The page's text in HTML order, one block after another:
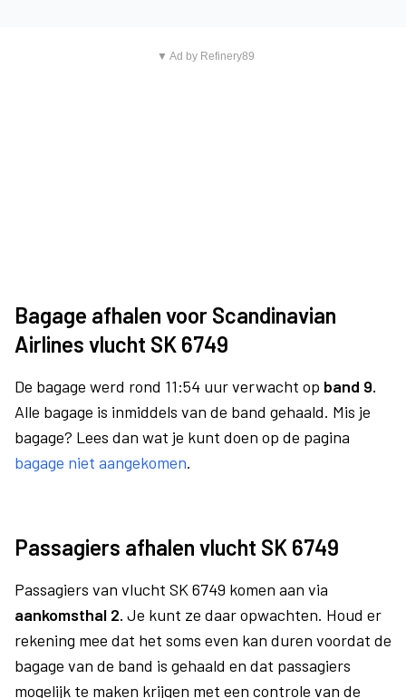
▼ Ad by Refinery89
Bagage afhalen voor Scandinavian
Airlines vlucht SK 6749
De bagage werd rond 11:54 uur verwacht op band 9.
Alle bagage is inmiddels van de band gehaald. Mis je
bagage? Lees dan wat je kunt doen op de pagina
bagage niet aangekomen.
Passagiers afhalen vlucht SK 6749
Passagiers van vlucht SK 6749 komen aan via
aankomsthal 2. Je kunt ze daar opwachten. Houd er
rekening mee dat het soms even kan duren voordat de
bagage van de band is gehaald en dat passagiers
mogelijk te maken krijgen met een controle van de